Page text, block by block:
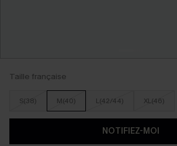
Taille française
S(38) M(40) L(42/44) XL(46)
NOTIFIEZ-MOI